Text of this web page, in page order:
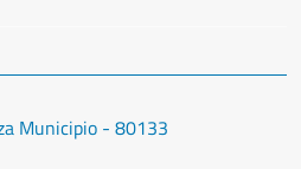
Municipio - 80133